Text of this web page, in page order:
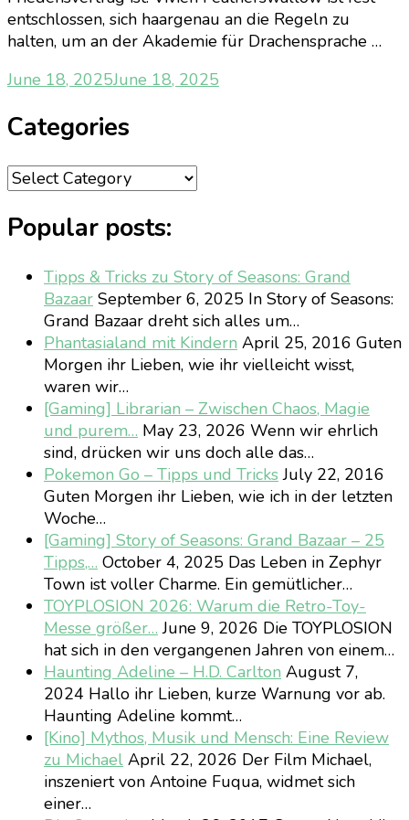
entschlossen, sich haargenau an die Regeln zu
halten, um an der Akademie für Drachensprache …
June 18, 2025June 18, 2025
Categories
Categories
Popular posts:
Tipps & Tricks zu Story of Seasons: Grand
Bazaar September 6, 2025 In Story of Seasons:
Grand Bazaar dreht sich alles um…
Phantasialand mit Kindern April 25, 2016 Guten
Morgen ihr Lieben, wie ihr vielleicht wisst,
waren wir…
[Gaming] Librarian – Zwischen Chaos, Magie
und purem… May 23, 2026 Wenn wir ehrlich
sind, drücken wir uns doch alle das…
Pokemon Go – Tipps und TricksJuly 22, 2016
Guten Morgen ihr Lieben, wie ich in der letzten
Woche…
[Gaming] Story of Seasons: Grand Bazaar – 25
Tipps,… October 4, 2025 Das Leben in Zephyr
Town ist voller Charme. Ein gemütlicher…
TOYPLOSION 2026: Warum die Retro-Toy-
Messe größer… June 9, 2026 Die TOYPLOSION
hat sich in den vergangenen Jahren von einem…
Haunting Adeline – H.D. Carlton August 7,
2024 Hallo ihr Lieben, kurze Warnung vor ab.
Haunting Adeline kommt…
[Kino] Mythos, Musik und Mensch: Eine Review
zu Michael April 22, 2026 Der Film Michael,
inszeniert von Antoine Fuqua, widmet sich
einer…